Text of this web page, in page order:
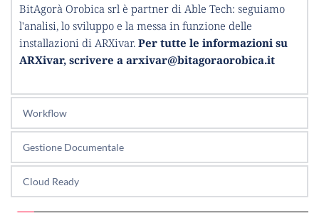
BitAgorà Orobica srl è partner di Able Tech: seguiamo
l'analisi, lo sviluppo e la messa in funzione delle
installazioni di ARXivar. Per tutte le informazioni su
ARXivar, scrivere a arxivar@bitagoraorobica.it
Workflow
Gestione Documentale
Cloud Ready